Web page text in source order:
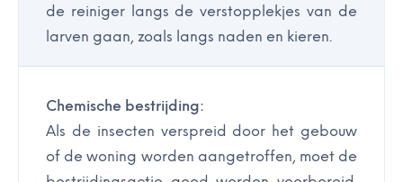
de reiniger langs de verstopplekjes van de
larven gaan, zoals langs naden en kieren.
Chemische bestrijding:
Als de insecten verspreid door het gebouw
of de woning worden aangetroffen, moet de